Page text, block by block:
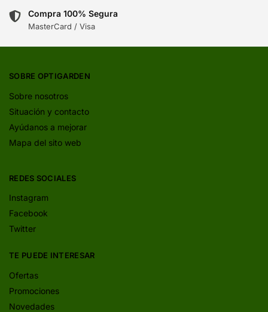
Compra 100% Segura
MasterCard / Visa
SOBRE OPTIGARDEN
Sobre nosotros
Situación y contacto
Ayúdanos a mejorar
Mapa del sito web
REDES SOCIALES
Instagram
Facebook
Twitter
TE PUEDE INTERESAR
Ofertas
Promociones
Novedades